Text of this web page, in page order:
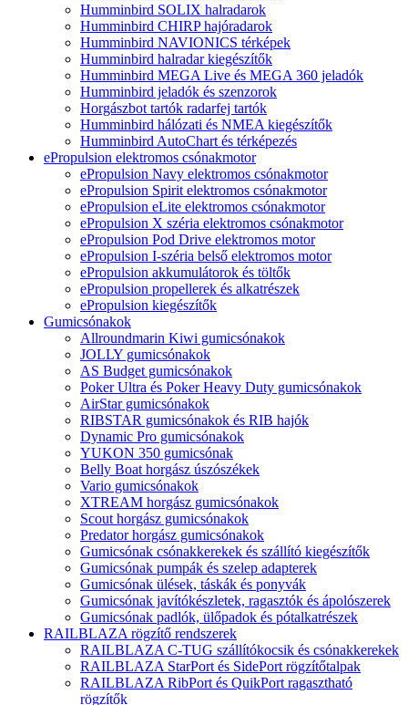
Humminbird SOLIX halradarok
Humminbird CHIRP hajóradarok
Humminbird NAVIONICS térképek
Humminbird halradar kiegészítők
Humminbird MEGA Live és MEGA 360 jeladók
Humminbird jeladók és szenzorok
Horgászbot tartók radarfej tartók
Humminbird hálózati és NMEA kiegészítők
Humminbird AutoChart és térképezés
ePropulsion elektromos csónakmotor
ePropulsion Navy elektromos csónakmotor
ePropulsion Spirit elektromos csónakmotor
ePropulsion eLite elektromos csónakmotor
ePropulsion X széria elektromos csónakmotor
ePropulsion Pod Drive elektromos motor
ePropulsion I-széria belső elektromos motor
ePropulsion akkumulátorok és töltők
ePropulsion propellerek és alkatrészek
ePropulsion kiegészítők
Gumicsónakok
Allroundmarin Kiwi gumicsónakok
JOLLY gumicsónakok
AS Budget gumicsónakok
Poker Ultra és Poker Heavy Duty gumicsónakok
AirStar gumicsónakok
RIBSTAR gumicsónakok és RIB hajók
Dynamic Pro gumicsónakok
YUKON 350 gumicsónak
Belly Boat horgász úszószékek
Vario gumicsónakok
XTREAM horgász gumicsónakok
Scout horgász gumicsónakok
Predator horgász gumicsónakok
Gumicsónak csónakkerekek és szállító kiegészítők
Gumicsónak pumpák és szelep adapterek
Gumicsónak ülések, táskák és ponyvák
Gumicsónak javítókészletek, ragasztók és ápolószerek
Gumicsónak padlók, ülőpadok és pótalkatrészek
RAILBLAZA rögzítő rendszerek
RAILBLAZA C-TUG szállítókocsik és csónakkerekek
RAILBLAZA StarPort és SidePort rögzítőtalpak
RAILBLAZA RibPort és QuikPort ragasztható
rögzítők